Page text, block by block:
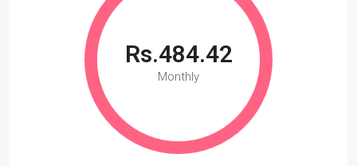
Rs.484.42
Monthly